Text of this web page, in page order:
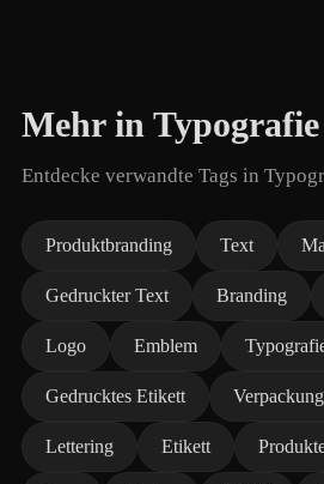
Mehr in
Entdecke verwandte Tags in
Produktbranding Text
Gedruckter Text Branding
Logo Emblem
Gedrucktes Etikett
Lettering Etikett